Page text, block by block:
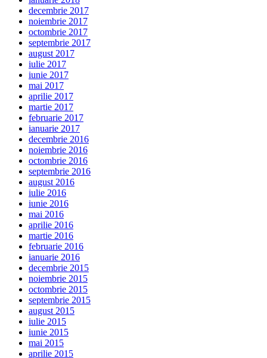
decembrie 2017
noiembrie 2017
octombrie 2017
septembrie 2017
august 2017
iulie 2017
iunie 2017
mai 2017
aprilie 2017
martie 2017
februarie 2017
ianuarie 2017
decembrie 2016
noiembrie 2016
octombrie 2016
septembrie 2016
august 2016
iulie 2016
iunie 2016
mai 2016
aprilie 2016
martie 2016
februarie 2016
ianuarie 2016
decembrie 2015
noiembrie 2015
octombrie 2015
septembrie 2015
august 2015
iulie 2015
iunie 2015
mai 2015
aprilie 2015